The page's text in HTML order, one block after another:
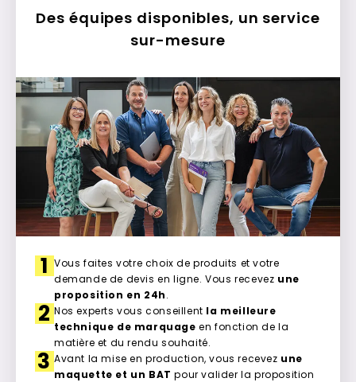
Des équipes disponibles, un service
sur-mesure
1 Vous faites votre choix de produits et votre
demande de devis en ligne. Vous recevez une
proposition en 24h.
2 Nos experts vous conseillent la meilleure
technique de marquage en fonction de la
matière et du rendu souhaité.
3 Avant la mise en production, vous recevez une
maquette et un BAT pour valider la proposition